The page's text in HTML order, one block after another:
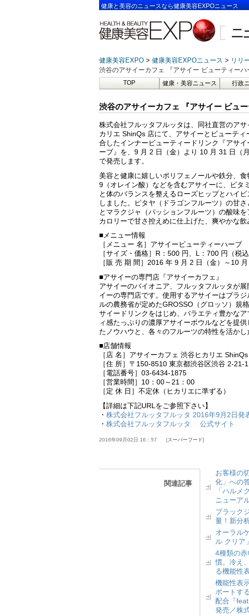
健康と美容のニュースなら健康美容EXPOニュース
健康美容EXPO 健康美容EXPOニュース リリ
渋谷のアサイーカフェ 『アサイー ビューティー
TOP 健康・美容ニュース 行政
渋谷のアサイーカフェ 『アサイー ビュ
株式会社フルッタフルッタは、同社直営のアサ
カリエ ShinQs 店にて、アサイーとビューティ
合したインナービューティードリンク『アサ
ーブ』を、9 月 2 日（金）より 10 月 31 日（
で発売します。
美容と健康に嬉しいポリフェノールや鉄分、
9（オレイン酸）などを含むアサイーに、ビタ
と体のバランスを整えるローズヒップとハイ
しました。ピタヤ（ドラゴンフルーツ）の甘
とマラクジャ（パッションフルーツ）の酸味
カロリーで甘さ控えめに仕上げた、爽やかな飲
■メニュー情報
［メニュー 名］アサイービューティーハーブ
［サイズ・価格］R：500 円、L：700 円（税込
［販 売 期 間］2016 年 9 月 2 日（金）～10 月
■アサイーの専門店『アサイーカフェ』
アサイーのパイオニア、フルッタフルッタが
イーの専門店です。使用するアサイーはブラ
ルの農務省が定めたGROSSO（グロッソ）規
サイードリンクをはじめ、バラエティ豊かな
ィ感たっぷりの濃厚アサイーボウルなどを提
たノウハウと、各々のフルーツの特性を活か
■店舗情報
［店 名］アサイーカフェ 渋谷ヒカリエ
［住 所］〒150-8510 東京都渋谷区渋谷 2-21-
［電話番号］03-6434-1875
［営業時間］10：00～21：00
［定 休 日］不定休（ヒカリエに準ずる）
【詳細は下記URLをご参照下さい】
・ 株式会社フルッタフルッタ 2016年9月2日発
・ 株式会社フルッタフルッタ 公式サイト
2016年09月02日 16：57 スーパーフード
関連記事
お客様の
化」への
「ハルメ
ニューア
ブラック
量！新分
オーラル
ル クリア
4種類の
慣。冷え
る機能性
機能性表
ポートす
配合『
発売／株